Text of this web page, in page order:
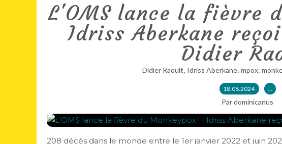
L'OMS lance la fièvre
Idriss Aberkane
Didier
Didier Raoult, Idriss Aberkane, mpox,
18.08.2024 …
Par dominicanus
208 décès dans le monde entre le 1er janvier 2022 et juin